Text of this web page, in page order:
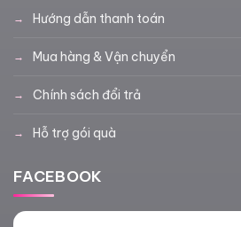
Hướng dẫn thanh toán
Mua hàng & Vận chuyển
Chính sách đổi trả
Hỗ trợ gói quà
FACEBOOK